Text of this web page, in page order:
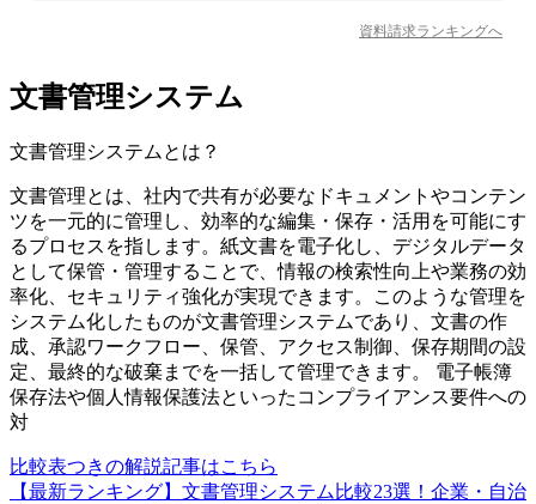
資料請求ランキングへ
文書管理システム
文書管理システム とは？
文書管理とは、社内で共有が必要なドキュメントやコンテン
ツを一元的に管理し、効率的な編集・保存・活用を可能にす
るプロセスを指します。紙文書を電子化し、デジタルデータ
として保管・管理することで、情報の検索性向上や業務の効
率化、セキュリティ強化が実現できます。このような管理を
システム化したものが文書管理システムであり、文書の作
成、承認ワークフロー、保管、アクセス制御、保存期間の設
定、最終的な破棄までを一括して管理できます。 電子帳簿
保存法や個人情報保護法といったコンプライアンス要件への
対
比較表つきの解説記事はこちら
【最新ランキング】文書管理システム比較23選！企業・自治